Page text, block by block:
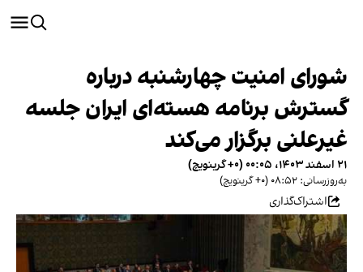
شورای امنیت چهارشنبه درباره
گسترش برنامه هسته‌ای ایران جلسه
غیرعلنی برگزار می‌کند
۲۱ اسفند ۱۴۰۳، ۰۰:۰۵ (‎+۰ گرینویچ)
به‌روزرسانی: ۰۸:۵۲ (‎+۰ گرینویچ)
اشتراک‌گذاری